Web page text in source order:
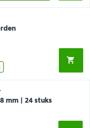
mm | 24 stuks